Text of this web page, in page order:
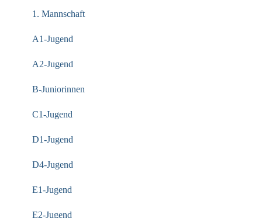
1. Mannschaft
A1-Jugend
A2-Jugend
B-Juniorinnen
C1-Jugend
D1-Jugend
D4-Jugend
E1-Jugend
E2-Jugend